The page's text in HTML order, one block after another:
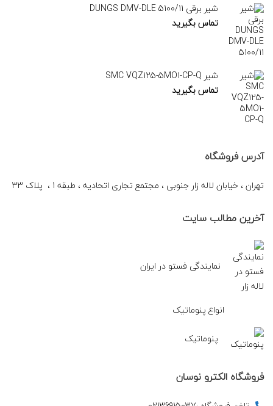
شیر برقی DUNGS DMV-DLE 5100/11
تماس بگیرید
شیر SMC VQZ125-5MO1-CP-Q
تماس بگیرید
آدرس فروشگاه
تهران ، خیابان لاله زار جنوبی ، مجتمع تجاری اتحادیه ، طبقه 1 ، پلاک 33
آخرین مطالب سایت
نمایندگی فستو در ایران
انواع پنوماتیک
پنوماتیک
فروشگاه الکترو نوسان